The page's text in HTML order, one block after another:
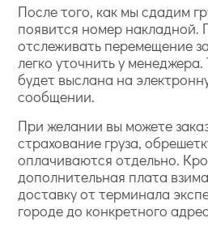
После того, как мы сдадим
появится номер накладной.
отслеживать перемещение
легко уточнить у
будет выслана на
сообщении.
При желании вы можете
страхование груза,
оплачиваются отдельно.
дополнительная плата
доставку от терминала
городе до конкретного